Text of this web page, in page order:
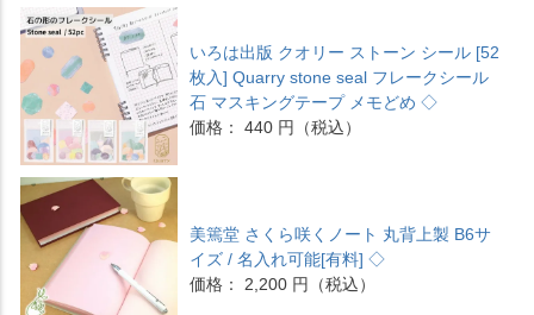
いろは出版 クオリー ストーン シール [52
枚入] Quarry stone seal フレークシール
石 マスキングテープ メモどめ ◇
価格： 440 円（税込）
美篶堂 さくら咲くノート 丸背上製 B6サ
イズ / 名入れ可能[有料] ◇
価格： 2,200 円（税込）